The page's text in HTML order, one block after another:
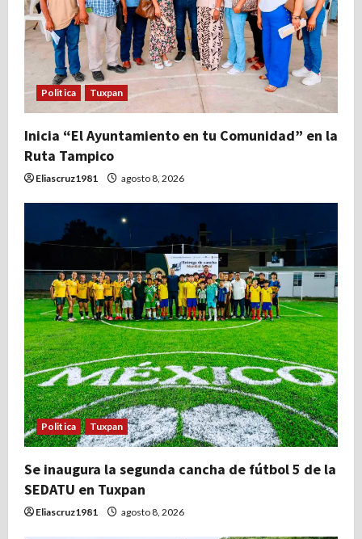
e
n
t
r
a
d
a
s
Politica Tuxpan
Inicia “El Ayuntamiento en tu Comunidad” en la
Ruta Tampico
Eliascruz1981 agosto 8, 2026
Politica Tuxpan
Se inaugura la segunda cancha de fútbol 5 de la
SEDATU en Tuxpan
Eliascruz1981 agosto 8, 2026